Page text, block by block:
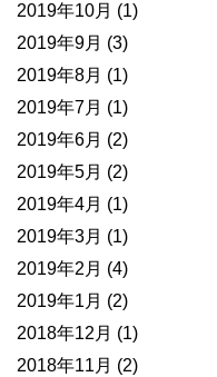
2019年10月 (1)
2019年9月 (3)
2019年8月 (1)
2019年7月 (1)
2019年6月 (2)
2019年5月 (2)
2019年4月 (1)
2019年3月 (1)
2019年2月 (4)
2019年1月 (2)
2018年12月 (1)
2018年11月 (2)